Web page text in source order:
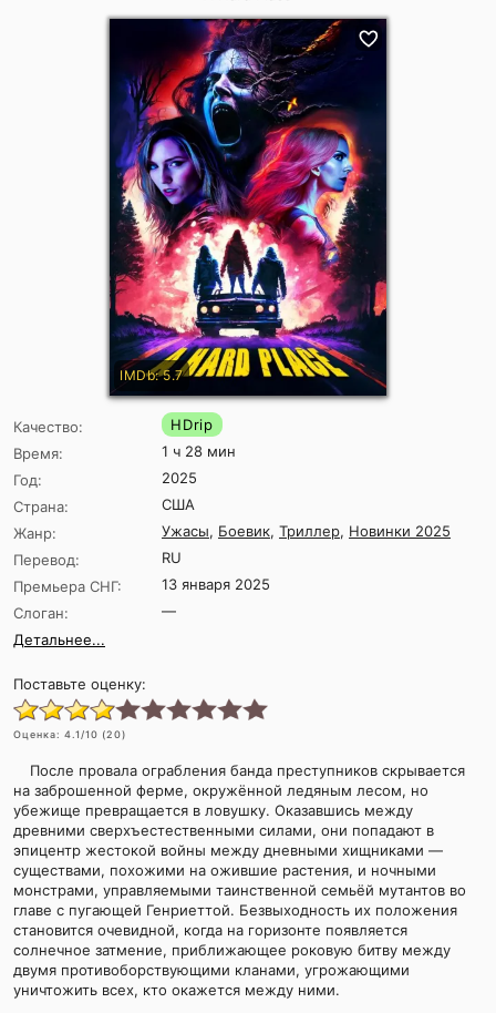
IMDb: 5.7
Качество:
HDrip
Время:
1 ч 28 мин
Год:
2025
Страна:
США
Жанр:
Ужасы, Боевик, Триллер, Новинки 2025
Перевод:
RU
Премьера СНГ:
13 января 2025
Слоган:
—
Детальнее...
Поставьте оценку:
Оценка: 4.1/10 (20)
После провала ограбления банда преступников скрывается
на заброшенной ферме, окружённой ледяным лесом, но
убежище превращается в ловушку. Оказавшись между
древними сверхъестественными силами, они попадают в
эпицентр жестокой войны между дневными хищниками —
существами, похожими на ожившие растения, и ночными
монстрами, управляемыми таинственной семьёй мутантов во
главе с пугающей Генриеттой. Безвыходность их положения
становится очевидной, когда на горизонте появляется
солнечное затмение, приближающее роковую битву между
двумя противоборствующими кланами, угрожающими
уничтожить всех, кто окажется между ними.